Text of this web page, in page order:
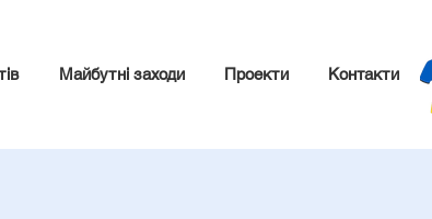
Майбутні заходи Проекти Контакти